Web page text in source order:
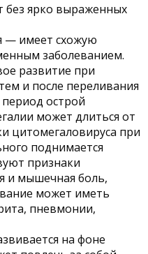
без ярко выраженных
— имеет схожую
заболеванием.
развитие при
и после переливания
острой
может длиться от
цитомегаловируса при
поднимается
признаки
и мышечная боль,
может иметь
пневмонии,
на фоне